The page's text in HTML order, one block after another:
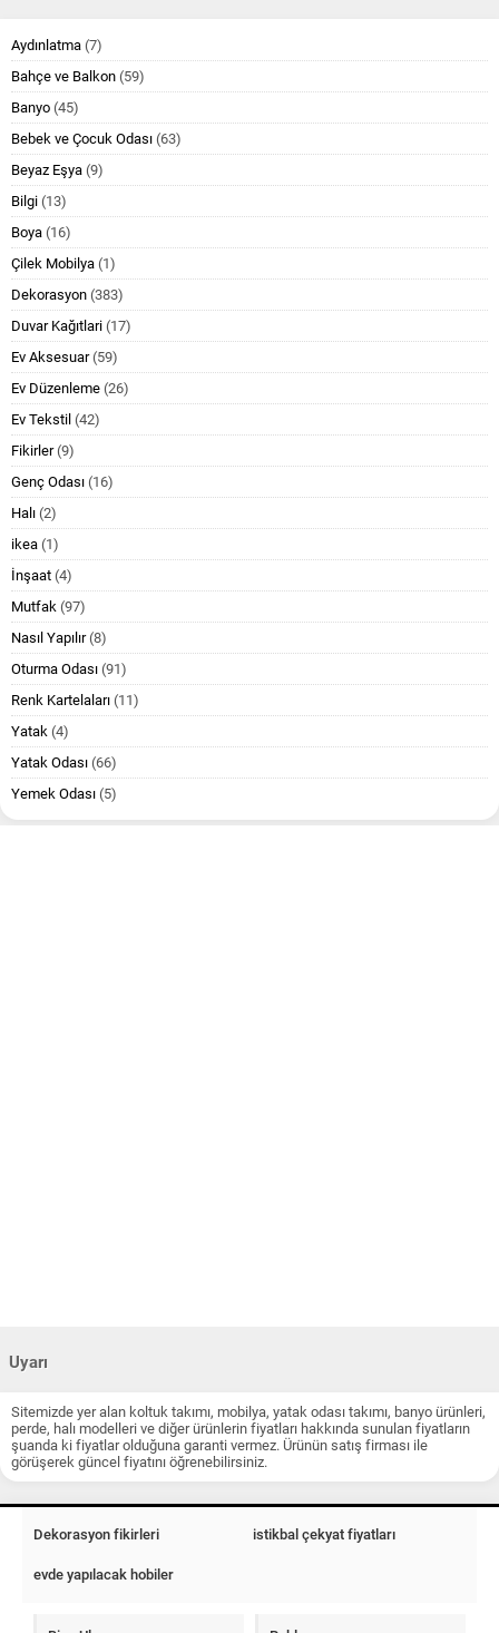
Aydınlatma (7)
Bahçe ve Balkon (59)
Banyo (45)
Bebek ve Çocuk Odası (63)
Beyaz Eşya (9)
Bilgi (13)
Boya (16)
Çilek Mobilya (1)
Dekorasyon (383)
Duvar Kağıtlari (17)
Ev Aksesuar(59)
Ev Düzenleme (26)
Ev Tekstil (42)
Fikirler(9)
Genç Odası (16)
Halı (2)
ikea (1)
İnşaat (4)
Mutfak (97)
Nasıl Yapılır(8)
Oturma Odası (91)
Renk Kartelaları (11)
Yatak (4)
Yatak Odası (66)
Yemek Odası (5)
Uyarı
Sitemizde yer alan koltuk takımı, mobilya, yatak odası takımı, banyo ürünleri,
perde, halı modelleri ve diğer ürünlerin fiyatları hakkında sunulan fiyatların
şuanda ki fiyatlar olduğuna garanti vermez. Ürünün satış firması ile
görüşerek güncel fiyatını öğrenebilirsiniz.
Dekorasyon fikirleri istikbal çekyat fiyatları
evde yapılacak hobiler